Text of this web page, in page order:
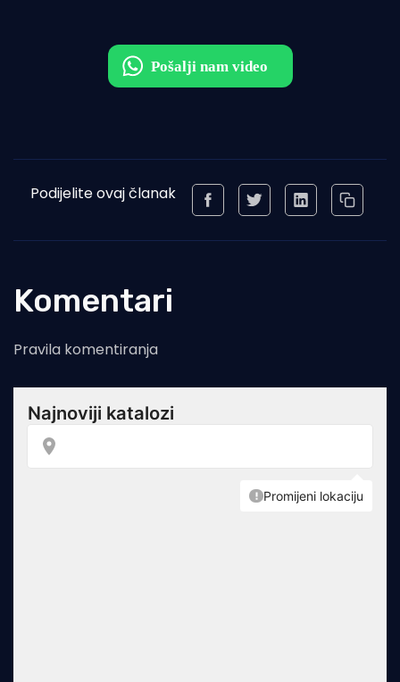
Podijelite ovaj članak
Komentari
Pravila komentiranja